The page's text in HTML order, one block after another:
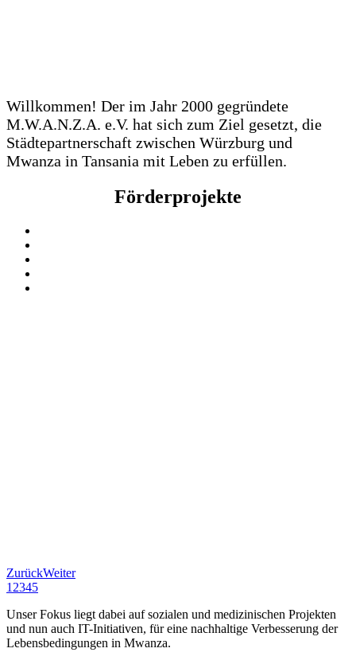
Willkommen! Der im Jahr 2000 gegründete
M.W.A.N.Z.A. e.V. hat sich zum Ziel gesetzt, die
Städtepartnerschaft zwischen Würzburg und
Mwanza in Tansania mit Leben zu erfüllen.
Förderprojekte
ZurückWeiter
1 2345
Unser Fokus liegt dabei auf sozialen und medizinischen Projekten
und nun auch IT-Initiativen, für eine nachhaltige Verbesserung der
Lebensbedingungen in Mwanza.